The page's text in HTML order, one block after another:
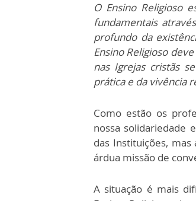
O Ensino Religioso
fundamentais
profundo da
Ensino Religioso
nas Igrejas cristãs
prática e da vivência
Como estão os
nossa solidariedade
das Instituições,
árdua missão de
A situação é mais